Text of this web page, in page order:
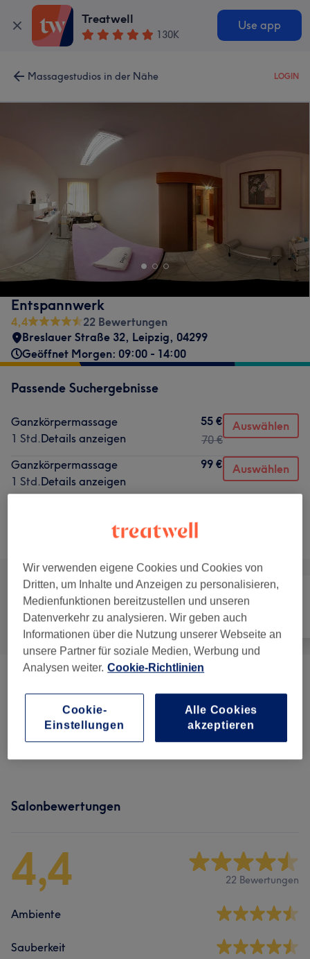
Treatwell
130K
Use app
Massagestudios in der Nähe LOGIN
Entspannwerk
4,4
22 Bewertungen
Breslauer Straße 32, Leipzig, 04299
Geöffnet Morgen: 09:00 - 14:00
Passende Suchergebnisse
Ganzkörpermassage
1 Std.Details anzeigen
55 €
70 €
Auswählen
Ganzkörpermassage
1 Std.Details anzeigen
99 € Auswählen
Nicht gefunden wonach du gesucht hast?
Alle Massage
Massage-Angebot ab 45 €
Salonbewertungen
4,4 22 Bewertungen
Ambiente
Sauberkeit
Wir verwenden eigene Cookies und Cookies von
Dritten, um Inhalte und Anzeigen zu personalisieren,
Medienfunktionen bereitzustellen und unseren
Datenverkehr zu analysieren. Wir geben auch
Informationen über die Nutzung unserer Webseite an
unsere Partner für soziale Medien, Werbung und
Analysen weiter. Cookie-Richtlinien
Cookie-
Einstellungen
Alle Cookies
akzeptieren